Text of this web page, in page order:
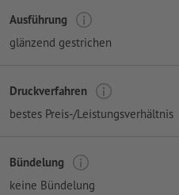
Ausführung
glänzend gestrichen
Druckverfahren
bestes Preis-/Leistungsverhältnis
Bündelung
keine Bündelung